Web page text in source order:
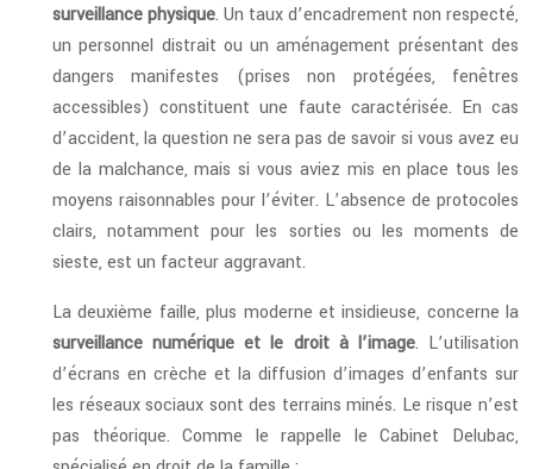
surveillance physique. Un taux d’encadrement non respecté,
un personnel distrait ou un aménagement présentant des
dangers manifestes (prises non protégées, fenêtres
accessibles) constituent une faute caractérisée. En cas
d’accident, la question ne sera pas de savoir si vous avez eu
de la malchance, mais si vous aviez mis en place tous les
moyens raisonnables pour l’éviter. L’absence de protocoles
clairs, notamment pour les sorties ou les moments de
sieste, est un facteur aggravant.
La deuxième faille, plus moderne et insidieuse, concerne la
surveillance numérique et le droit à l’image. L’utilisation
d’écrans en crèche et la diffusion d’images d’enfants sur
les réseaux sociaux sont des terrains minés. Le risque n’est
pas théorique. Comme le rappelle le Cabinet Delubac,